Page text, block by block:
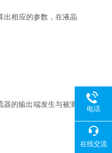
出相应的参数，在液晶
的输出端发生与被测
电话
在线交流